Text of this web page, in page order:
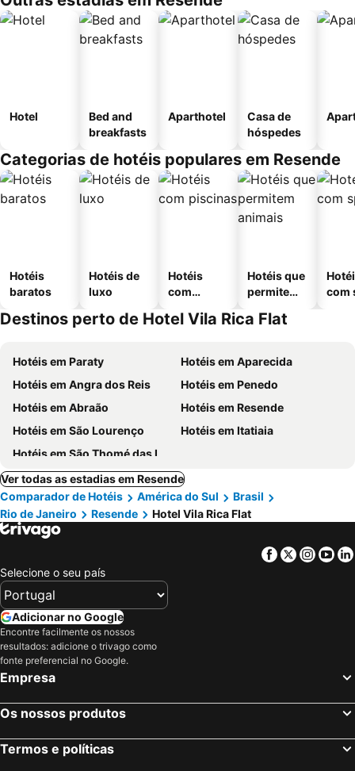
Hotel
Bed and
breakfasts
Aparthotel
Casa de
hóspedes
Categorias de hotéis populares em Resende
Hotéis
baratos
Hotéis de
luxo
Hotéis
com
Hotéis que
permitem
com
Destinos perto de Hotel Vila Rica Flat
Hotéis em Paraty
Hotéis em Aparecida
Hotéis em Angra dos Reis
Hotéis em Penedo
Hotéis em Abraão
Hotéis em Resende
Hotéis em São Lourenço
Hotéis em Itatiaia
Hotéis em São Thomé das Letras
Ver todas as estadias em Resende
Comparador de Hotéis
América do Sul
Brasil
Rio de Janeiro
Resende Hotel Vila Rica Flat
Facebook
Twitter
Selecione o seu país
Adicionar no Google
Encontre facilmente os nossos
resultados: adicione o trivago como
fonte preferencial no Google.
Empresa
Os nossos produtos
Termos e políticas